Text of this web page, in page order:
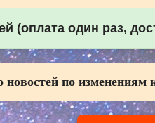
(оплата один раз,
новостей по изменениям